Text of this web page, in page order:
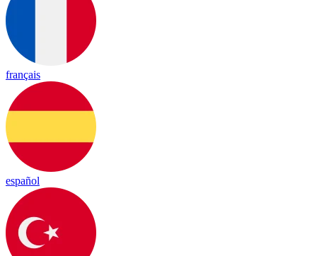
français
español